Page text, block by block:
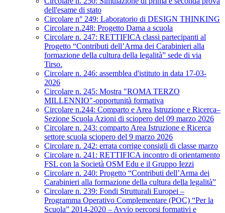
dell'esame di stato
Circolare n° 249: Laboratorio di DESIGN THINKING
Circolare n.248: Progetto Dama a scuola
Circolare n. 247: RETTIFICA classi partecipanti al
Progetto “Contributi dell’Arma dei Carabinieri alla
formazione della cultura della legalità” sede di via
Tirso.
Circolare n. 246: assemblea d'istituto in data 17-03-
2026
Circolare n. 245: Mostra "ROMA TERZO
MILLENNIO"-opportunità formativa
Circolare n.244: Comparto e Area Istruzione e Ricerca–
Sezione Scuola Azioni di sciopero del 09 marzo 2026
Circolare n. 243: comparto Area Istruzione e Ricerca
settore scuola sciopero del 9 marzo 2026
Circolare n. 242: errata corrige consigli di classe marzo
Circolare n. 241: RETTIFICA incontro di orientamento
FSL con la Società OSM Edu e il Gruppo Iezzi
Circolare n. 240: Progetto “Contributi dell’Arma dei
Carabinieri alla formazione della cultura della legalità”
Circolare n. 239: Fondi Strutturali Europei –
Programma Operativo Complementare (POC) “Per la
Scuola” 2014-2020 – Avvio percorsi formativi e